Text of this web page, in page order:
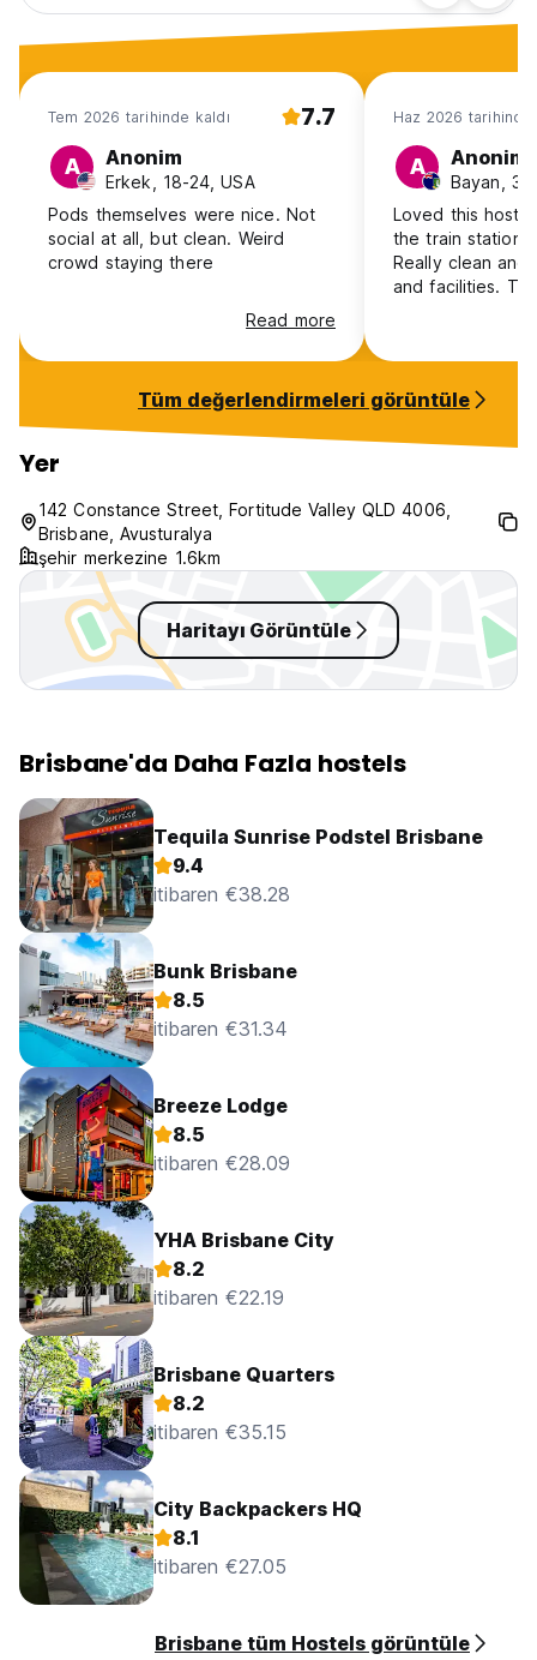
Tem 2026 tarihinde kaldı 7.7
A Anonim
Erkek, 18-24, USA
Pods themselves were nice. Not
social at all, but clean. Weird
crowd staying there
Read more
Haz 2026 tarihinde
A Anonim
Loved this
the train station
Really clean and
and facilities.
space to keep
you’re out.
mingle with
throughout the
enjoyed, would
Tüm değerlendirmeleri görüntüle
Yer
142 Constance Street, Fortitude Valley QLD 4006,
Brisbane, Avusturalya
şehir merkezine 1.6km
Haritayı Görüntüle
Brisbane'da Daha Fazla hostels
Tequila Sunrise Podstel Brisbane
9.4
itibaren €38.28
Bunk Brisbane
8.5
itibaren €31.34
Breeze Lodge
8.5
itibaren €28.09
YHA Brisbane City
8.2
itibaren €22.19
Brisbane Quarters
8.2
itibaren €35.15
City Backpackers HQ
8.1
itibaren €27.05
Brisbane tüm Hostels görüntüle